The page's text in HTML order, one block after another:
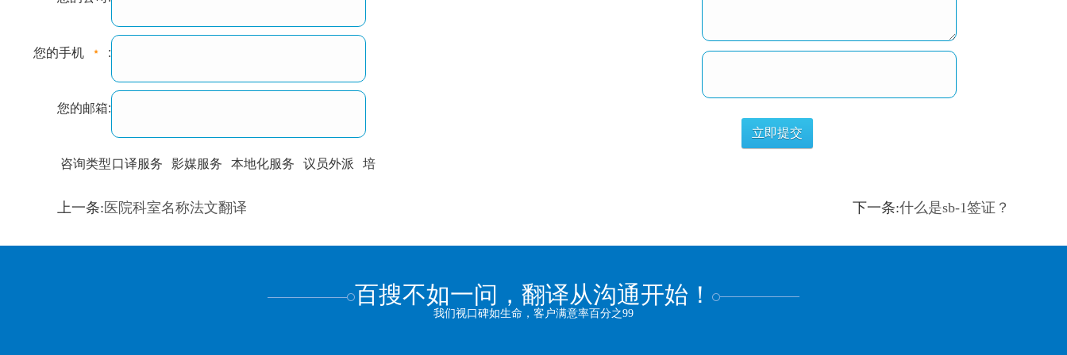
您的手机 :
您的邮箱:
咨询类型口译服务 影媒服务 本地化服务 议员外派 培
训翻译 标准级 专业级
上一条: 医院科室名称法文翻译 下一条:什么是sb-1签证？
百搜不如一问，翻译从沟通开始！
我们视口碑如生命，客户满意率百分之99